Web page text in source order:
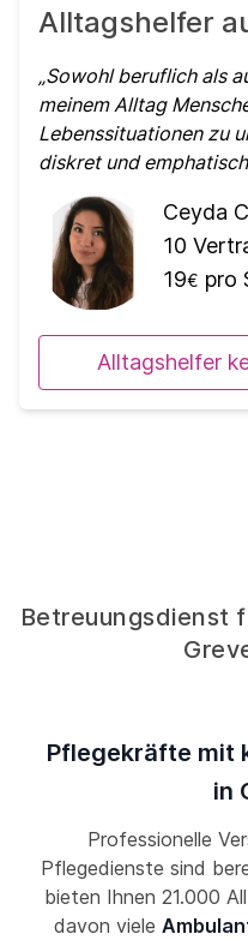
Alltagshelfer
Sowohl beruflich als
meinem Alltag
Lebenssituationen zu
diskret und
Ceyda
10
19€ pro
Alltagshelfer
Betreuungsdienst
Pflegekräfte mit
in
Professionelle
Pflegedienste sind
bieten Ihnen 21.000
davon viele